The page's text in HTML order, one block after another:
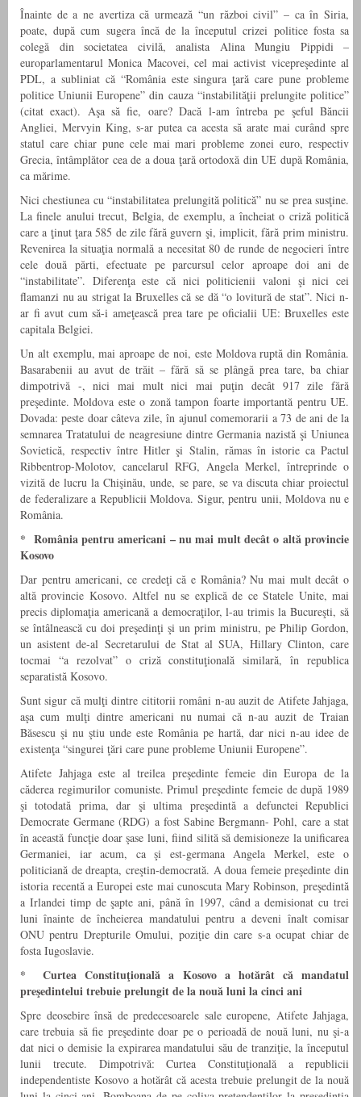
Înainte de a ne avertiza că urmează “un război civil” – ca în Siria,
poate, după cum sugera încă de la începutul crizei politice fosta sa
colegă din societatea civilă, analista Alina Mungiu Pippidi –
europarlamentarul Monica Macovei, cel mai activist vicepreşedinte al
PDL, a subliniat că “România este singura ţară care pune probleme
politice Uniunii Europene” din cauza “instabilităţii prelungite politice”
(citat exact). Aşa să fie, oare? Dacă l-am întreba pe şeful Băncii
Angliei, Mervyin King, s-ar putea ca acesta să arate mai curând spre
statul care chiar pune cele mai mari probleme zonei euro, respectiv
Grecia, întâmplător cea de a doua ţară ortodoxă din UE după România,
ca mărime.
Nici chestiunea cu “instabilitatea prelungită politică” nu se prea susţine.
La finele anului trecut, Belgia, de exemplu, a încheiat o criză politică
care a ţinut ţara 585 de zile fără guvern şi, implicit, fără prim ministru.
Revenirea la situaţia normală a necesitat 80 de runde de negocieri între
cele două părti, efectuate pe parcursul celor aproape doi ani de
“instabilitate”. Diferenţa este că nici politicienii valoni şi nici cei
flamanzi nu au strigat la Bruxelles că se dă “o lovitură de stat”. Nici n-
ar fi avut cum să-i ameţească prea tare pe oficialii UE: Bruxelles este
capitala Belgiei.
Un alt exemplu, mai aproape de noi, este Moldova ruptă din România.
Basarabenii au avut de trăit – fără să se plângă prea tare, ba chiar
dimpotrivă -, nici mai mult nici mai puţin decât 917 zile fără
preşedinte. Moldova este o zonă tampon foarte importantă pentru UE.
Dovada: peste doar câteva zile, în ajunul comemorarii a 73 de ani de la
semnarea Tratatului de neagresiune dintre Germania nazistă şi Uniunea
Sovietică, respectiv între Hitler şi Stalin, rămas în istorie ca Pactul
Ribbentrop-Molotov, cancelarul RFG, Angela Merkel, întreprinde o
vizită de lucru la Chişinău, unde, se pare, se va discuta chiar proiectul
de federalizare a Republicii Moldova. Sigur, pentru unii, Moldova nu e
România.
* România pentru americani – nu mai mult decât o altă provincie
Kosovo
Dar pentru americani, ce credeţi că e România? Nu mai mult decât o
altă provincie Kosovo. Altfel nu se explică de ce Statele Unite, mai
precis diplomaţia americană a democraţilor, l-au trimis la Bucureşti, să
se întâlnească cu doi preşedinţi şi un prim ministru, pe Philip Gordon,
un asistent de-al Secretarului de Stat al SUA, Hillary Clinton, care
tocmai “a rezolvat” o criză constituţională similară, în republica
separatistă Kosovo.
Sunt sigur că mulţi dintre cititorii români n-au auzit de Atifete Jahjaga,
aşa cum mulţi dintre americani nu numai că n-au auzit de Traian
Băsescu şi nu ştiu unde este România pe hartă, dar nici n-au idee de
existenţa “singurei ţări care pune probleme Uniunii Europene”.
Atifete Jahjaga este al treilea preşedinte femeie din Europa de la
căderea regimurilor comuniste. Primul preşedinte femeie de după 1989
şi totodată prima, dar şi ultima preşedintă a defunctei Republici
Democrate Germane (RDG) a fost Sabine Bergmann- Pohl, care a stat
în această funcţie doar şase luni, fiind silită să demisioneze la unificarea
Germaniei, iar acum, ca şi est-germana Angela Merkel, este o
politiciană de dreapta, creştin-democrată. A doua femeie preşedinte din
istoria recentă a Europei este mai cunoscuta Mary Robinson, preşedintă
a Irlandei timp de şapte ani, până în 1997, când a demisionat cu trei
luni înainte de încheierea mandatului pentru a deveni înalt comisar
ONU pentru Drepturile Omului, poziţie din care s-a ocupat chiar de
fosta Iugoslavie.
* Curtea Constituţională a Kosovo a hotărât că mandatul
preşedintelui trebuie prelungit de la nouă luni la cinci ani
Spre deosebire însă de predecesoarele sale europene, Atifete Jahjaga,
care trebuia să fie preşedinte doar pe o perioadă de nouă luni, nu şi-a
dat nici o demisie la expirarea mandatului său de tranziţie, la începutul
lunii trecute. Dimpotrivă: Curtea Constituţională a republicii
independentiste Kosovo a hotărât că acesta trebuie prelungit de la nouă